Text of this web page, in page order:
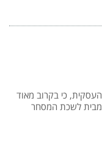
כי בקרוב מאוד
לשכת המסחר